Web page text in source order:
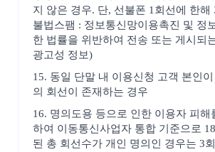
지 않은 경우. 단, 선불폰 1회선에 한
불법스팸 : 정보통신망이용촉진 및 정
한 법률을 위반하여 전송 또는 게시되
광고성 정보)
15. 동일 단말 내 이용신청 고객 본인
의 회선이 존재하는 경우
16. 명의도용 등으로 인한 이용자 피해
하여 이동통신사업자 통합 기준으로
된 총 회선수가 개인 명의인 경우는 3